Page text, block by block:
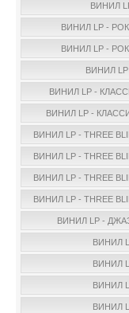
ВИНИЛ
ВИНИЛ LP -
ВИНИЛ LP -
ВИНИЛ
ВИНИЛ LP -
ВИНИЛ LP -
ВИНИЛ LP - THREE
ВИНИЛ LP - THREE
ВИНИЛ LP - THREE
ВИНИЛ LP - THREE
ВИНИЛ LP -
ВИНИЛ
ВИНИЛ
ВИНИЛ
ВИНИЛ